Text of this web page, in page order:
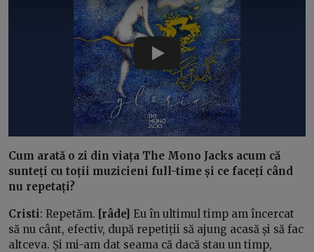
Play
Cum arată o zi din viața The Mono Jacks acum că
sunteți cu toții muzicieni full-time și ce faceți când
nu repetați?
Cristi: Repetăm. [râde] Eu în ultimul timp am încercat
să nu cânt, efectiv, după repetiții să ajung acasă și să fac
altceva. Și mi-am dat seama că dacă stau un timp,